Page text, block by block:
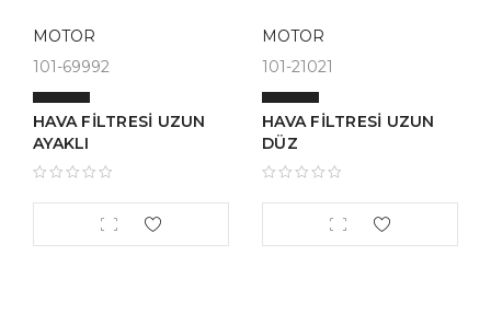
MOTOR
101-69992
HAVA FİLTRESİ UZUN
AYAKLI
MOTOR
101-21021
HAVA FİLTRESİ UZUN
DÜZ